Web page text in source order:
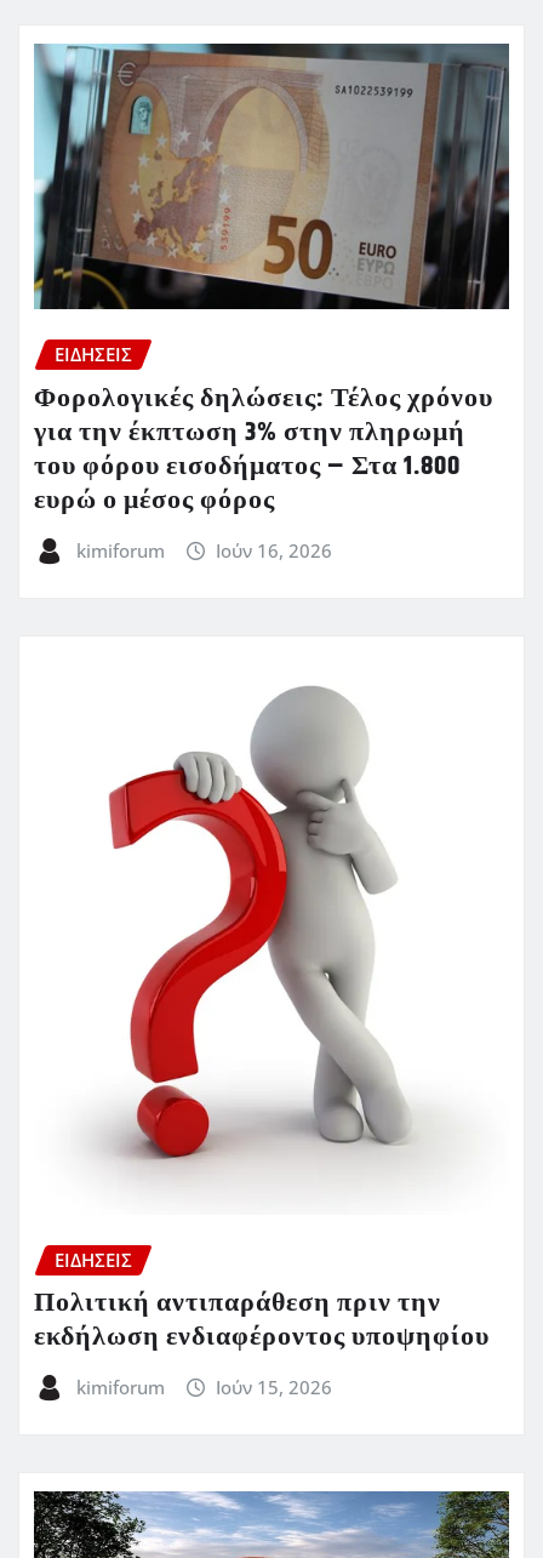
ΕΙΔΗΣΕΙΣ
Φορολογικές δηλώσεις: Τέλος χρόνου
για την έκπτωση 3% στην πληρωμή
του φόρου εισοδήματος – Στα 1.800
ευρώ ο μέσος φόρος
kimiforum Ιούν 16, 2026
ΕΙΔΗΣΕΙΣ
Πολιτική αντιπαράθεση πριν την
εκδήλωση ενδιαφέροντος υποψηφίου
kimiforum Ιούν 15, 2026